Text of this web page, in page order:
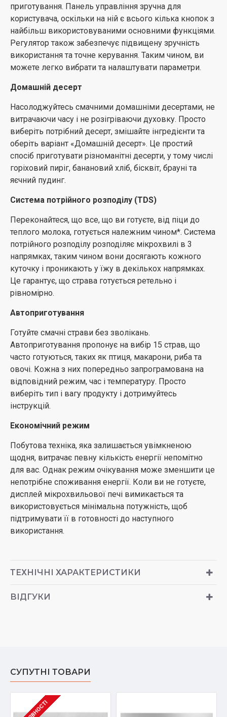
непотрібне споживання енергії. Коли ви не готуєте,
дисплей мікрохвильової печі вимикається та
використовується мінімальна потужність, щоб
підтримувати її в готовності до наступного
використання.
приготування. Панель управління зручна для
користувача, оскільки на ній є всього кілька кнопок з
найбільш використовуваними основними функціями.
Регулятор також забезпечує підвищену зручність
використання та точне керування. Таким чином, ви
можете легко вибрати та налаштувати параметри.
Домашній десерт
Насолоджуйтесь смачними домашніми десертами, не
витрачаючи часу і не розігріваючи духовку. Просто
виберіть потрібний десерт, змішайте інгредієнти та
оберіть варіант «Домашній десерт». Це простий
спосіб приготувати різноманітні десерти, у тому числі
горіховий пиріг, банановий хліб, бісквіт, брауні та
яєчний пудинг.
Система потрійного розподілу (TDS)
Переконайтеся, що все, що ви готуєте, від піци до
теплого молока, готується належним чином*. Система
потрійного розподілу розподіляє мікрохвилі в 3
напрямках, таким чином вони досягають кожного
куточку і проникають у їжу в декількох напрямках.
Це гарантує, що страва готується ретельно і
рівномірно.
Автоприготування
Готуйте смачні страви без зволікань.
Автоприготування пропонує на вибір 15 страв, що
часто готуються, таких як птиця, макарони, риба та
овочі. Кожна з них попередньо запрограмована на
відповідний режим, час і температуру. Просто
виберіть тип і вагу продукту і дотримуйтесь
інструкцій.
Економічний режим
Побутова техніка, яка залишається увімкненою
щодня, витрачає певну кількість енергії непомітно
для вас. Однак режим очікування може зменшити це
непотрібне споживання енергії. Коли ви не готуєте,
дисплей мікрохвильової печі вимикається та
використовується мінімальна потужність, щоб
підтримувати її в готовності до наступного
використання.
ТЕХНІЧНІ ХАРАКТЕРИСТИКИ
ВІДГУКИ
СУПУТНІ ТОВАРИ